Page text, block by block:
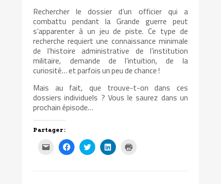
Rechercher le dossier d’un officier qui a
combattu pendant la Grande guerre peut
s’apparenter à un jeu de piste. Ce type de
recherche requiert une connaissance minimale
de l’histoire administrative de l’institution
militaire, demande de l’intuition, de la
curiosité… et parfois un peu de chance !
Mais au fait, que trouve-t-on dans ces
dossiers individuels ? Vous le saurez dans un
prochain épisode…
Partager :
Cliquez
pour
envoyer
Cliquez
pour
partager
Cliquez
pour
partager
Cliquez
pour